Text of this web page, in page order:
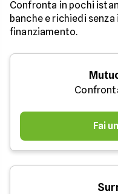
Confronta in pochi
banche e richiedi
finanziamento.
Fai